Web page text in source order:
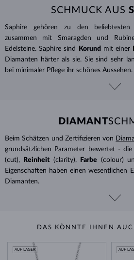
SCHMUCK AUS
Saphire gehören zu den beliebtesten
zusammen mit Smaragden und
Edelsteine. Saphire sind
Korund mit einer
Diamanten härter als sie. Sie sind sehr
bei minimaler Pflege ihr schönes Aussehen.
DIAMANT
Beim Schätzen und Zertifizieren von
grundsätzlichen Parameter bewertet - die
(cut),
Reinheit (clarity), Farbe (colour)
Eigenschaften haben einen wesentlichen
Diamanten.
DAS KÖNNTE IHNEN
AUF LAGER AUF